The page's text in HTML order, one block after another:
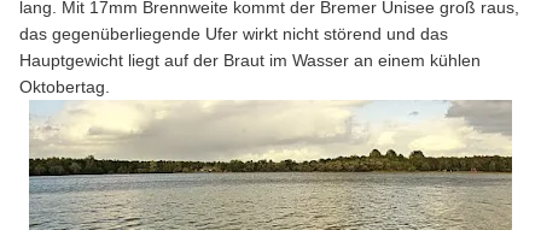
lang. Mit 17mm Brennweite kommt der Bremer Unisee groß raus,
das gegenüberliegende Ufer wirkt nicht störend und das
Hauptgewicht liegt auf der Braut im Wasser an einem kühlen
Oktobertag.